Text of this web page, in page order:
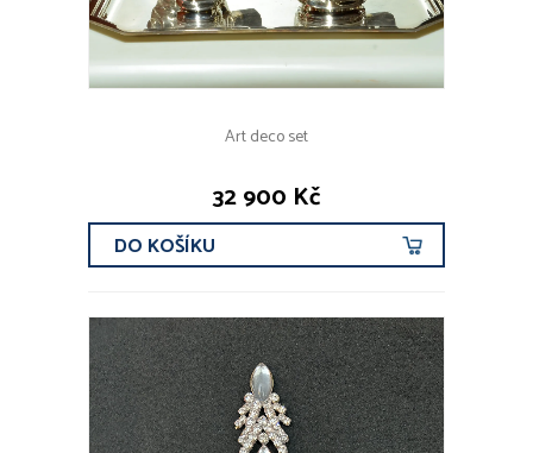
Art deco set
32 900 Kč
DO KOŠÍKU